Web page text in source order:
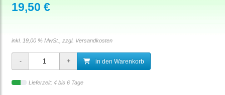
19,50 €
inkl. 19,00 % MwSt., zzgl. Versandkosten
in den Warenkorb
Lieferzeit: 4 bis 6 Tage